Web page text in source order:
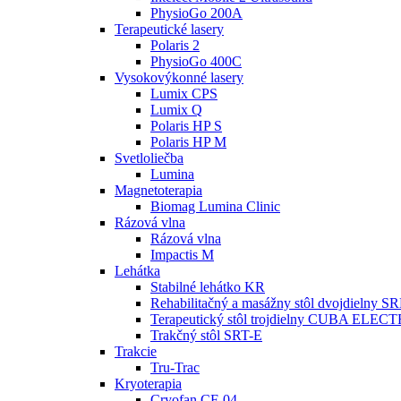
PhysioGo 200A
Terapeutické lasery
Polaris 2
PhysioGo 400C
Vysokovýkonné lasery
Lumix CPS
Lumix Q
Polaris HP S
Polaris HP M
Svetloliečba
Lumina
Magnetoterapia
Biomag Lumina Clinic
Rázová vlna
Rázová vlna
Impactis M
Lehátka
Stabilné lehátko KR
Rehabilitačný a masážny stôl dvojdielny
Terapeutický stôl trojdielny CUBA
Trakčný stôl SRT-E
Trakcie
Tru-Trac
Kryoterapia